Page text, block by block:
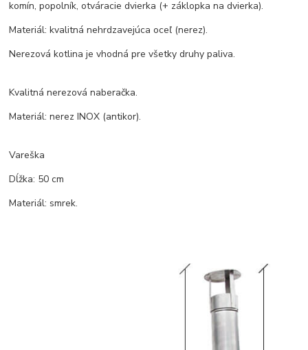
komín, popolník, otváracie dvierka (+ záklopka na dvierka).
Materiál: kvalitná nehrdzavejúca oceľ (nerez).
Nerezová kotlina je vhodná pre všetky druhy paliva.
Kvalitná nerezová naberačka.
Materiál: nerez INOX (antikor).
Vareška
Dĺžka: 50 cm
Materiál: smrek.